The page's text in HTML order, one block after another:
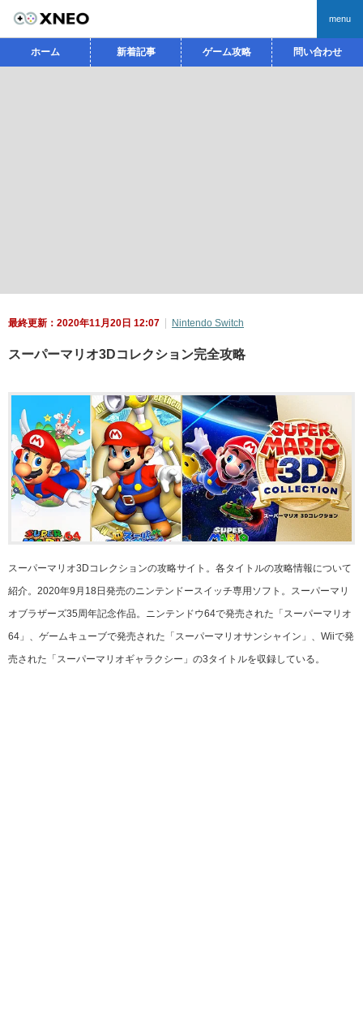
menu
ホーム 新着記事 ゲーム攻略 問い合わせ
最終更新：2020年11月20日 12:07 Nintendo Switch
スーパーマリオ3Dコレクション完全攻略
スーパーマリオ3Dコレクションの攻略サイト。各タイトルの攻略情報について
紹介。2020年9月18日発売のニンテンドースイッチ専用ソフト。スーパーマリ
オブラザーズ35周年記念作品。ニンテンドウ64で発売された「スーパーマリオ
64」、ゲームキューブで発売された「スーパーマリオサンシャイン」、Wiiで発
売された「スーパーマリオギャラクシー」の3タイトルを収録している。